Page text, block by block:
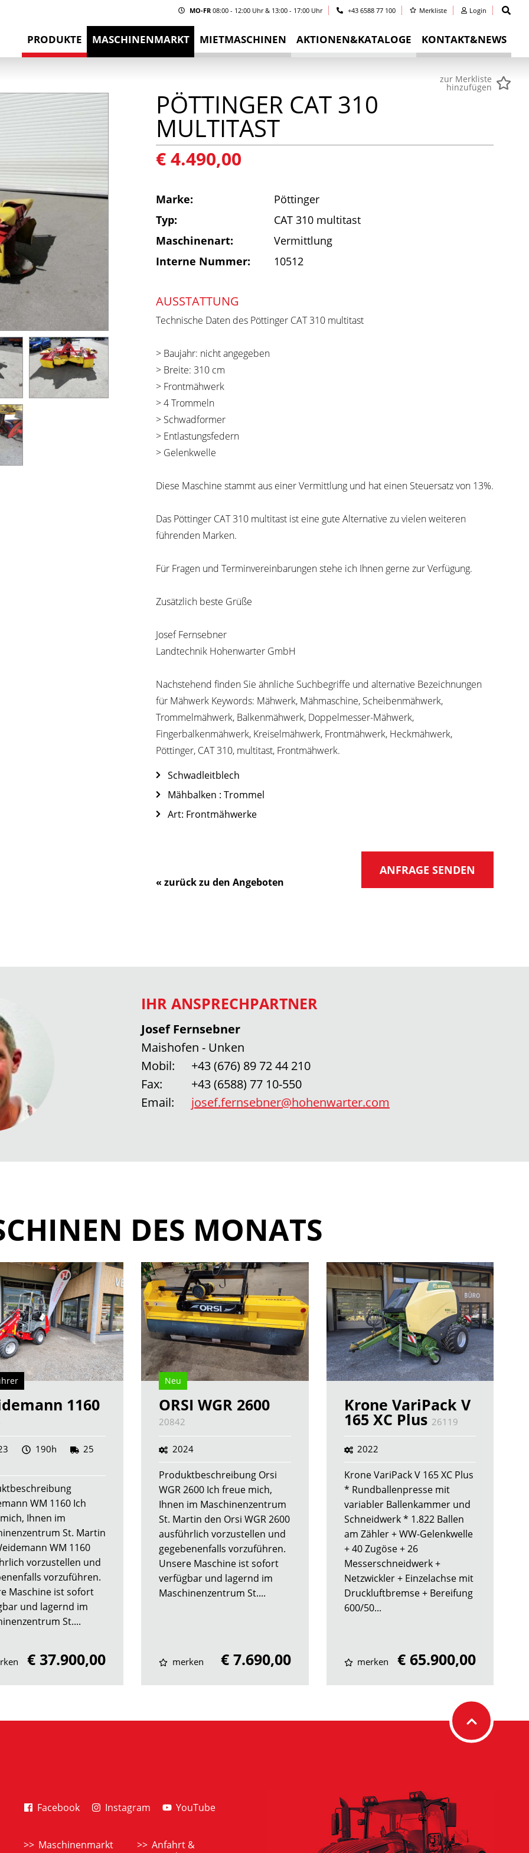
MO-FR08:00 - 12:00 Uhr & 13:00 - 17:00 Uhr +43 6588 77 100 Merkliste Login
PRODUKTE MASCHINENMARKT MIETMASCHINEN AKTIONEN&KATALOGE KONTAKT&NEWS
zur Merkliste
hinzufügen
PÖTTINGER CAT 310
MULTITAST
€ 4.490,00
Marke:
Pöttinger
Typ:
CAT 310 multitast
Maschinenart:
Vermittlung
Interne Nummer:
10512
AUSSTATTUNG
Technische Daten des Pöttinger CAT 310 multitast
> Baujahr: nicht angegeben
> Breite: 310 cm
> Frontmähwerk
> 4 Trommeln
> Schwadformer
> Entlastungsfedern
> Gelenkwelle
Diese Maschine stammt aus einer Vermittlung und hat einen Steuersatz von 13%.
Das Pöttinger CAT 310 multitast ist eine gute Alternative zu vielen weiteren
führenden Marken.
Für Fragen und Terminvereinbarungen stehe ich Ihnen gerne zur Verfügung.
Zusätzlich beste Grüße
Josef Fernsebner
Landtechnik Hohenwarter GmbH
Nachstehend finden Sie ähnliche Suchbegriffe und alternative Bezeichnungen
für Mähwerk Keywords: Mähwerk, Mähmaschine, Scheibenmähwerk,
Trommelmähwerk, Balkenmähwerk, Doppelmesser-Mähwerk,
Fingerbalkenmähwerk, Kreiselmähwerk, Frontmähwerk, Heckmähwerk,
Pöttinger, CAT 310, multitast, Frontmähwerk.
Schwadleitblech
Mähbalken : Trommel
Art: Frontmähwerke
« zurück zu den Angeboten
ANFRAGE SENDEN
IHR ANSPRECHPARTNER
Josef Fernsebner
Maishofen - Unken
Mobil:
+43 (676) 89 72 44 210
Fax:
+43 (6588) 77 10-550
Email:
josef.fernsebner@hohenwarter.com
DES MONATS
1160
190h 25
WM 1160 Ich
Ihnen im
St. Martin
WM 1160
vorzustellen und
vorzuführen.
Maschine ist sofort
und lagernd im
St....
€ 37.900,00
Neu
ORSI WGR 2600
20842
2024
Produktbeschreibung Orsi
WGR 2600 Ich freue mich,
Ihnen im Maschinenzentrum
St. Martin den Orsi WGR 2600
ausführlich vorzustellen und
gegebenenfalls vorzuführen.
Unsere Maschine ist sofort
verfügbar und lagernd im
Maschinenzentrum St....
merken € 7.690,00
Krone VariPack V
165 XC Plus 26119
2022
Krone VariPack V 165 XC Plus
* Rundballenpresse mit
variabler Ballenkammer und
Schneidwerk * 1.822 Ballen
am Zähler + WW-Gelenkwelle
+ 40 Zugöse + 26
Messerschneidwerk +
Netzwickler + Einzelachse mit
Druckluftbremse + Bereifung
600/50...
merken € 65.900,00
Facebook Instagram YouTube
Maschinenmarkt
Anfahrt &